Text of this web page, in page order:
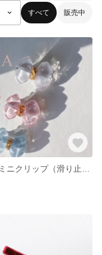
すべて 販売中